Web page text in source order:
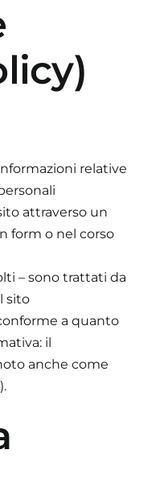
relative
attraverso un
form o nel corso
– sono trattati da
sito
a quanto
il
anche come